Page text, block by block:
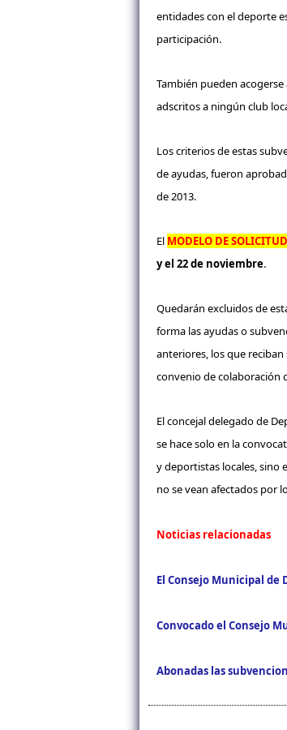
entidades con el deporte
participación.
También pueden
adscritos a ningún club
Los criterios de estas
de ayudas, fueron
de 2013.
El MODELO DE SOLICITUD
y el 22 de noviembre.
Quedarán excluidos de
forma las ayudas o
anteriores, los que
convenio de colaboración
El concejal delegado de
se hace solo en la
y deportistas locales, sino
no se vean afectados por
Noticias relacionadas
El Consejo Municipal
Convocado el Consejo
Abonadas las